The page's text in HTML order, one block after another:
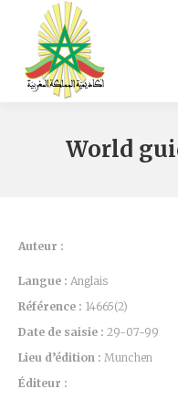
World
Auteur :
Langue : Anglais
Référence : 14665(2)
Date de saisie : 29-07-99
Lieu d’édition : Munchen
Éditeur :